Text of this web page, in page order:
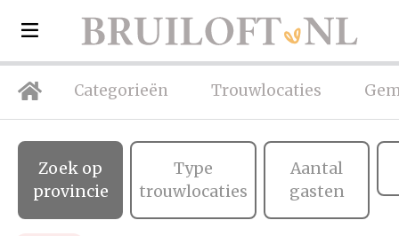
Categorieën Trouwlocaties
Zoek op
provincie
Type
trouwlocaties
Aantal
gasten